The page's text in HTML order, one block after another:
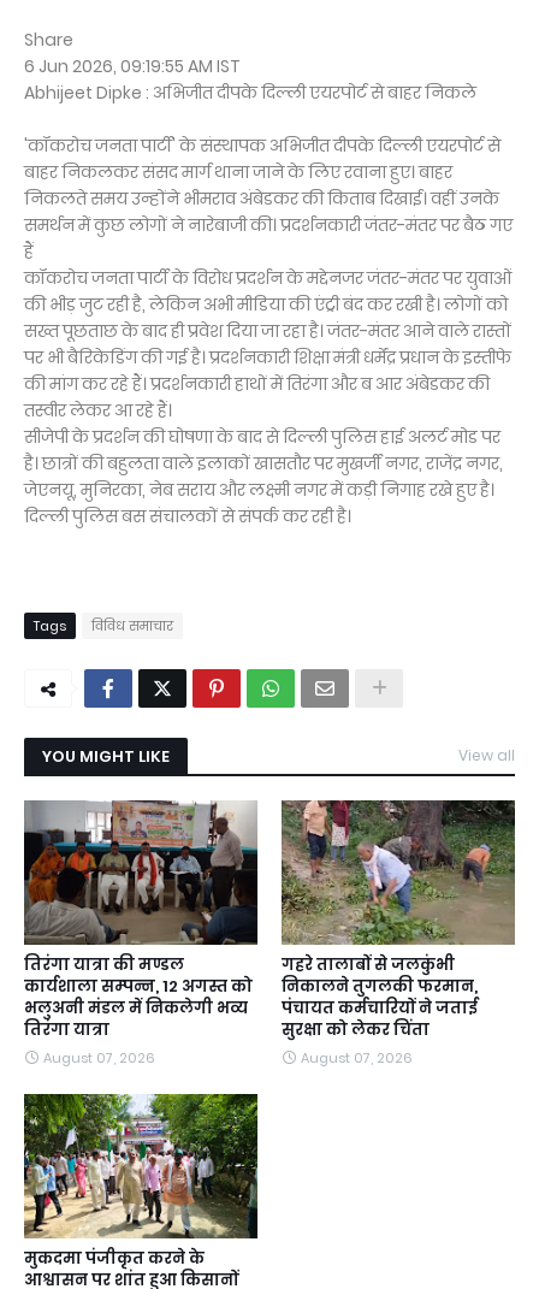
Share
6 Jun 2026, 09:19:55 AM IST
Abhijeet Dipke : अभिजीत दीपके दिल्ली एयरपोर्ट से बाहर निकले
'कॉकरोच जनता पार्टी' के संस्थापक अभिजीत दीपके दिल्ली एयरपोर्ट से
बाहर निकलकर संसद मार्ग थाना जाने के लिए रवाना हुए। बाहर
निकलते समय उन्होंने भीमराव अंबेडकर की किताब दिखाई। वहीं उनके
समर्थन में कुछ लोगों ने नारेबाजी की। प्रदर्शनकारी जंतर-मंतर पर बैठ गए
हैं
कॉकरोच जनता पार्टी के विरोध प्रदर्शन के मद्देनजर जंतर-मंतर पर युवाओं
की भीड़ जुट रही है, लेकिन अभी मीडिया की एंट्री बंद कर रखी है। लोगों को
सख्त पूछताछ के बाद ही प्रवेश दिया जा रहा है। जंतर-मंतर आने वाले रास्तों
पर भी बैरिकेडिंग की गई है। प्रदर्शनकारी शिक्षा मंत्री धर्मेंद्र प्रधान के इस्तीफे
की मांग कर रहे हैं। प्रदर्शनकारी हाथों में तिरंगा और ब आर अंबेडकर की
तस्वीर लेकर आ रहे हैं।
सीजेपी के प्रदर्शन की घोषणा के बाद से दिल्ली पुलिस हाई अलर्ट मोड पर
है। छात्रों की बहुलता वाले इलाकों खासतौर पर मुखर्जी नगर, राजेंद्र नगर,
जेएनयू, मुनिरका, नेब सराय और लक्ष्मी नगर में कड़ी निगाह रखे हुए है।
दिल्ली पुलिस बस संचालकों से संपर्क कर रही है।
Tags विविध समाचार
YOU MIGHT LIKE View all
तिरंगा यात्रा की मण्डल
कार्यशाला सम्पन्न, 12 अगस्त को
भलुअनी मंडल में निकलेगी भव्य
तिरंगा यात्रा
August 07, 2026
गहरे तालाबों से जलकुंभी
निकालने तुगलकी फरमान,
पंचायत कर्मचारियों ने जताई
सुरक्षा को लेकर चिंता
August 07, 2026
मुकदमा पंजीकृत करने के
आश्वासन पर शांत हुआ किसानों